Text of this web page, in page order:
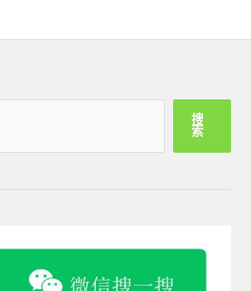
搜
索